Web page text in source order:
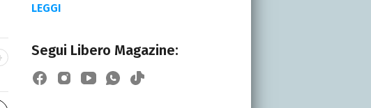
LEGGI
Segui Libero Magazine: